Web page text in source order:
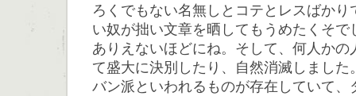
ろくでもない名無しとコテとレスばか
い奴が拙い文章を晒してもうめたくそで
ありえないほどにね。そして、何人かの
て盛大に決別したり、自然消滅しました
バン派といわれるものが存在していて、